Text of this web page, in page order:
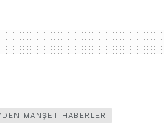
MANŞET HABERLER